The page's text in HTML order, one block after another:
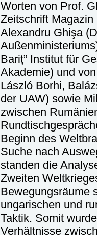
Worten von Prof.
Zeitschrift
Alexandru Ghişa
Bariţ” Institut für
Akademie) und
László Borhi,
der UAW) sowie
zwischen
Beginn des
Suche nach
standen die
Zweiten
Bewegungsräume
ungarischen und
Taktik. Somit
Verhältnisse